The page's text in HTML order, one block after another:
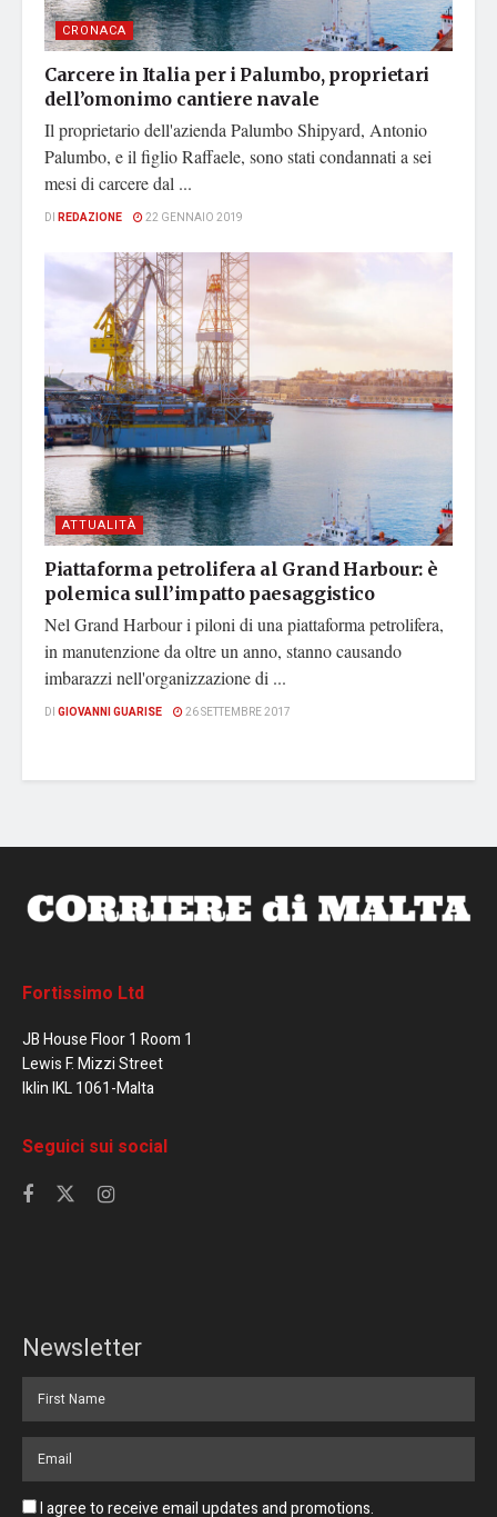
CRONACA
Carcere in Italia per i Palumbo, proprietari
dell’omonimo cantiere navale
Il proprietario dell'azienda Palumbo Shipyard, Antonio
Palumbo, e il figlio Raffaele, sono stati condannati a sei
mesi di carcere dal ...
DI REDAZIONE 22 GENNAIO 2019
ATTUALITÀ
Piattaforma petrolifera al Grand Harbour: è
polemica sull’impatto paesaggistico
Nel Grand Harbour i piloni di una piattaforma petrolifera,
in manutenzione da oltre un anno, stanno causando
imbarazzi nell'organizzazione di ...
DI GIOVANNI GUARISE 26 SETTEMBRE 2017
Fortissimo Ltd
JB House Floor 1 Room 1
Lewis F. Mizzi Street
Iklin IKL 1061-Malta
Seguici sui social
Newsletter
I agree to receive email updates and promotions.